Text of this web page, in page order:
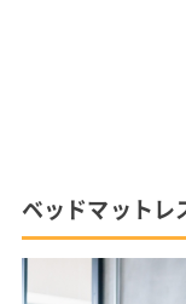
ベッドマットレ